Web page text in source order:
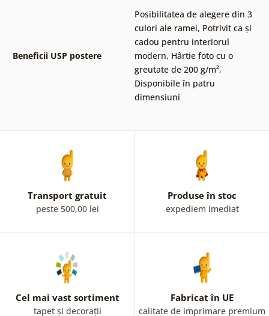
Beneficii USP postere
Posibilitatea de alegere din 3
culori ale ramei, Potrivit ca și
cadou pentru interiorul
modern, Hârtie foto cu o
greutate de 200 g/m²,
Disponibile în patru
dimensiuni
Transport gratuit
peste 500,00 lei
Produse în stoc
expediem imediat
Cel mai vast sortiment
tapet și decorații
Fabricat în UE
calitate de imprimare premium